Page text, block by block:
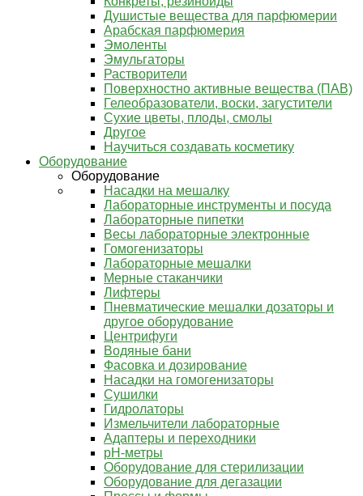
Душистые вещества для парфюмерии
Арабская парфюмерия
Эмоленты
Эмульгаторы
Растворители
Поверхностно активные вещества (ПАВ)
Гелеобразователи, воски, загустители
Сухие цветы, плоды, смолы
Другое
Научиться создавать косметику
Оборудование
Оборудование
Насадки на мешалку
Лабораторные инструменты и посуда
Лабораторные пипетки
Весы лабораторные электронные
Гомогенизаторы
Лабораторные мешалки
Мерные стаканчики
Лифтеры
Пневматические мешалки дозаторы и
другое оборудование
Центрифуги
Водяные бани
Фасовка и дозирование
Насадки на гомогенизаторы
Сушилки
Гидролаторы
Измельчители лабораторные
Адаптеры и переходники
pH-метры
Оборудование для стерилизации
Оборудование для дегазации